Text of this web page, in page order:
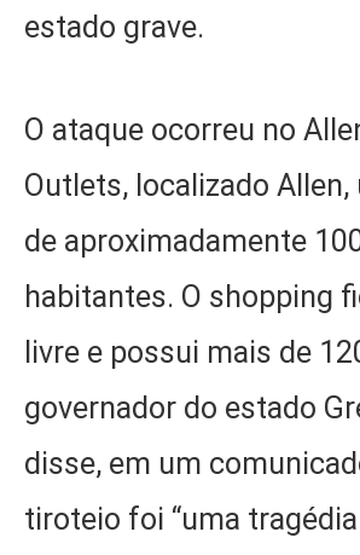
estado grave.
O ataque ocorreu no
Outlets, localizado Allen,
de aproximadamente
habitantes. O shopping
livre e possui mais de
governador do estado
disse, em um
tiroteio foi “uma tragédia